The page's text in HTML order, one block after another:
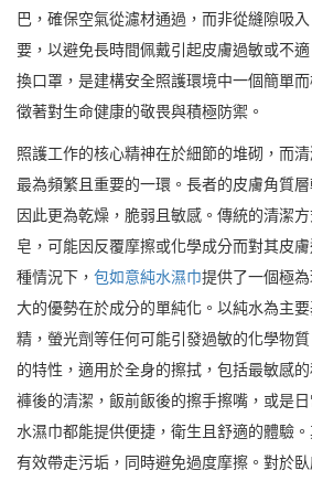
巴，確保空氣從濾材通過，而非從縫隙吸
要，以避免長時間佩戴引起皮膚過敏或不
換口罩，是建構安全照護環境中一個簡單
徵著對生命健康的敬畏與積極防禦。
照護工作的核心精神在於細節的堆砌，而
最為頻繁且重要的一環。長者的皮膚角質
因此更為乾燥，脆弱且敏感。傳統的清潔
皂，可能因反覆摩擦或化學成分而對其皮
種情況下， 包如意純水濕巾提供了一個極
大的優勢在於成分的單純化。以純水為主
精，螢光劑等任何可能引發過敏的化學物
的特性，適用於全身的擦拭，包括最敏感
褲後的清潔，飯前飯後的擦手擦嘴，或是
水濕巾都能提供便捷，衛生且舒適的體驗
有效帶走污垢，同時避免過度摩擦。對於